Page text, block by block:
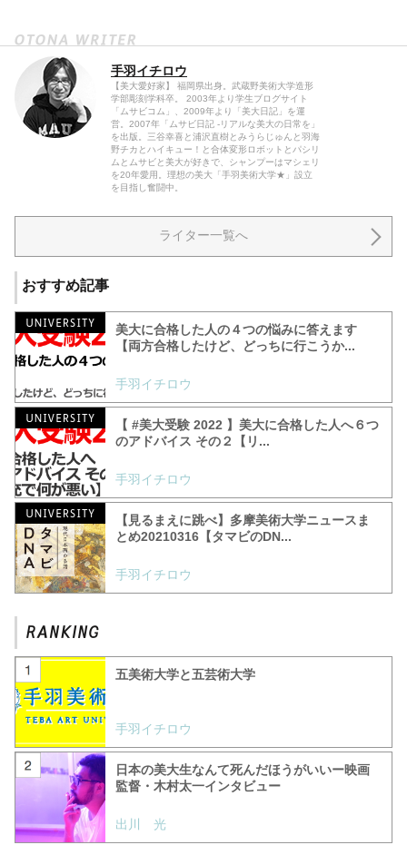
手羽イチロウ
【美大愛好家】 福岡県出身。武蔵野美術大学造形
学部彫刻学科卒。 2003年より学生ブログサイト
「ムサビコム」、2009年より「美大日記」を運
営。2007年「ムサビ日記 -リアルな美大の日常を」
を出版。三谷幸喜と浦沢直樹とみうらじゅんと羽海
野チカとハイキュー！と合体変形ロボットとパシリ
ムとムサビと美大が好きで、シャンプーはマシェリ
を20年愛用。理想の美大「手羽美術大学★」設立
を目指し奮闘中。
ライター一覧へ
おすすめ記事
美大に合格した人の４つの悩みに答えます
【両方合格したけど、どっちに行こうか...
手羽イチロウ
【 #美大受験 2022 】美大に合格した人へ６つ
のアドバイス その２【リ...
手羽イチロウ
【見るまえに跳べ】多摩美術大学ニュースま
とめ20210316【タマビのDN...
手羽イチロウ
五美術大学と五芸術大学
手羽イチロウ
日本の美大生なんて死んだほうがいいー映画
監督・木村太一インタビュー
出川 光